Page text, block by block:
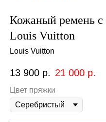
Кожаный ремень с
Louis Vuitton
Louis Vuitton
13 900 р. 21 000 р.
Цвет пряжки